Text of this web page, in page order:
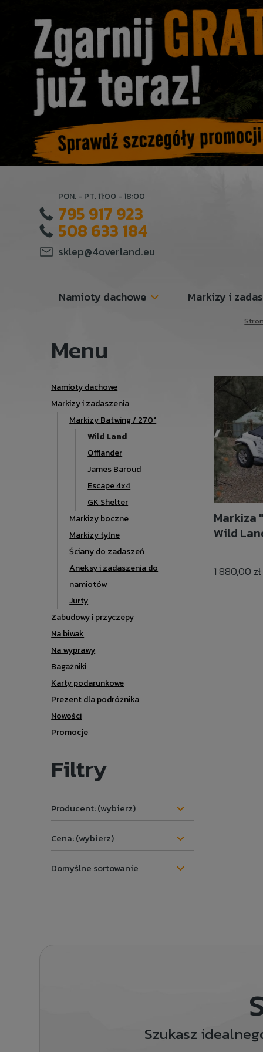
PON. - PT. 11:00 - 18:00
795 917 923
508 633 184
sklep@4overland.eu
Namioty dachowe Markizy i
Menu
Namioty dachowe
Markizy i zadaszenia
Markizy Batwing / 270°
Wild Land
Offlander
James Baroud
Escape 4x4
GK Shelter
Markizy boczne
Markizy tylne
Ściany do zadaszeń
Aneksy i zadaszenia do
namiotów
Jurty
Zabudowy i przyczepy
Na biwak
Na wyprawy
Bagażniki
Karty podarunkowe
Prezent dla podróżnika
Nowości
Promocje
Filtry
Producent: (wybierz)
Cena: (wybierz)
Markiza
Wild
1 880,00 zł
Szukasz